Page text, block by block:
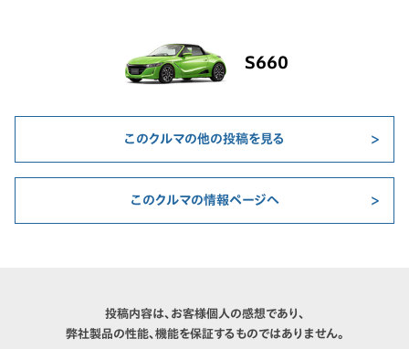
S660
このクルマの他の投稿を見る
このクルマの情報ページへ
投稿内容は、お客様個人の感想であり、
弊社製品の性能、機能を保証するものではありません。